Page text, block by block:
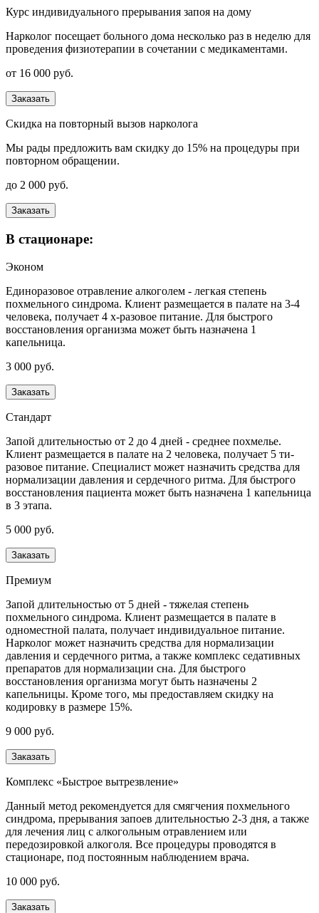
Курс индивидуального прерывания запоя на дому
Нарколог посещает больного дома несколько раз в неделю для
проведения физиотерапии в сочетании с медикаментами.
от 16 000 руб.
Заказать
Скидка на повторный вызов нарколога
Мы рады предложить вам скидку до 15% на процедуры при
повторном обращении.
до 2 000 руб.
Заказать
В стационаре:
Эконом
Единоразовое отравление алкоголем - легкая степень
похмельного синдрома. Клиент размещается в палате на 3-4
человека, получает 4 х-разовое питание. Для быстрого
восстановления организма может быть назначена 1
капельница.
3 000 руб.
Заказать
Стандарт
Запой длительностью от 2 до 4 дней - среднее похмелье.
Клиент размещается в палате на 2 человека, получает 5 ти-
разовое питание. Специалист может назначить средства для
нормализации давления и сердечного ритма. Для быстрого
восстановления пациента может быть назначена 1 капельница
в 3 этапа.
5 000 руб.
Заказать
Премиум
Запой длительностью от 5 дней - тяжелая степень
похмельного синдрома. Клиент размещается в палате в
одноместной палата, получает индивидуальное питание.
Нарколог может назначить средства для нормализации
давления и сердечного ритма, а также комплекс седативных
препаратов для нормализации сна. Для быстрого
восстановления организма могут быть назначены 2
капельницы. Кроме того, мы предоставляем скидку на
кодировку в размере 15%.
9 000 руб.
Заказать
Комплекс «Быстрое вытрезвление»
Данный метод рекомендуется для смягчения похмельного
синдрома, прерывания запоев длительностью 2-3 дня, а также
для лечения лиц с алкогольным отравлением или
передозировкой алкоголя. Все процедуры проводятся в
стационаре, под постоянным наблюдением врача.
10 000 руб.
Заказать